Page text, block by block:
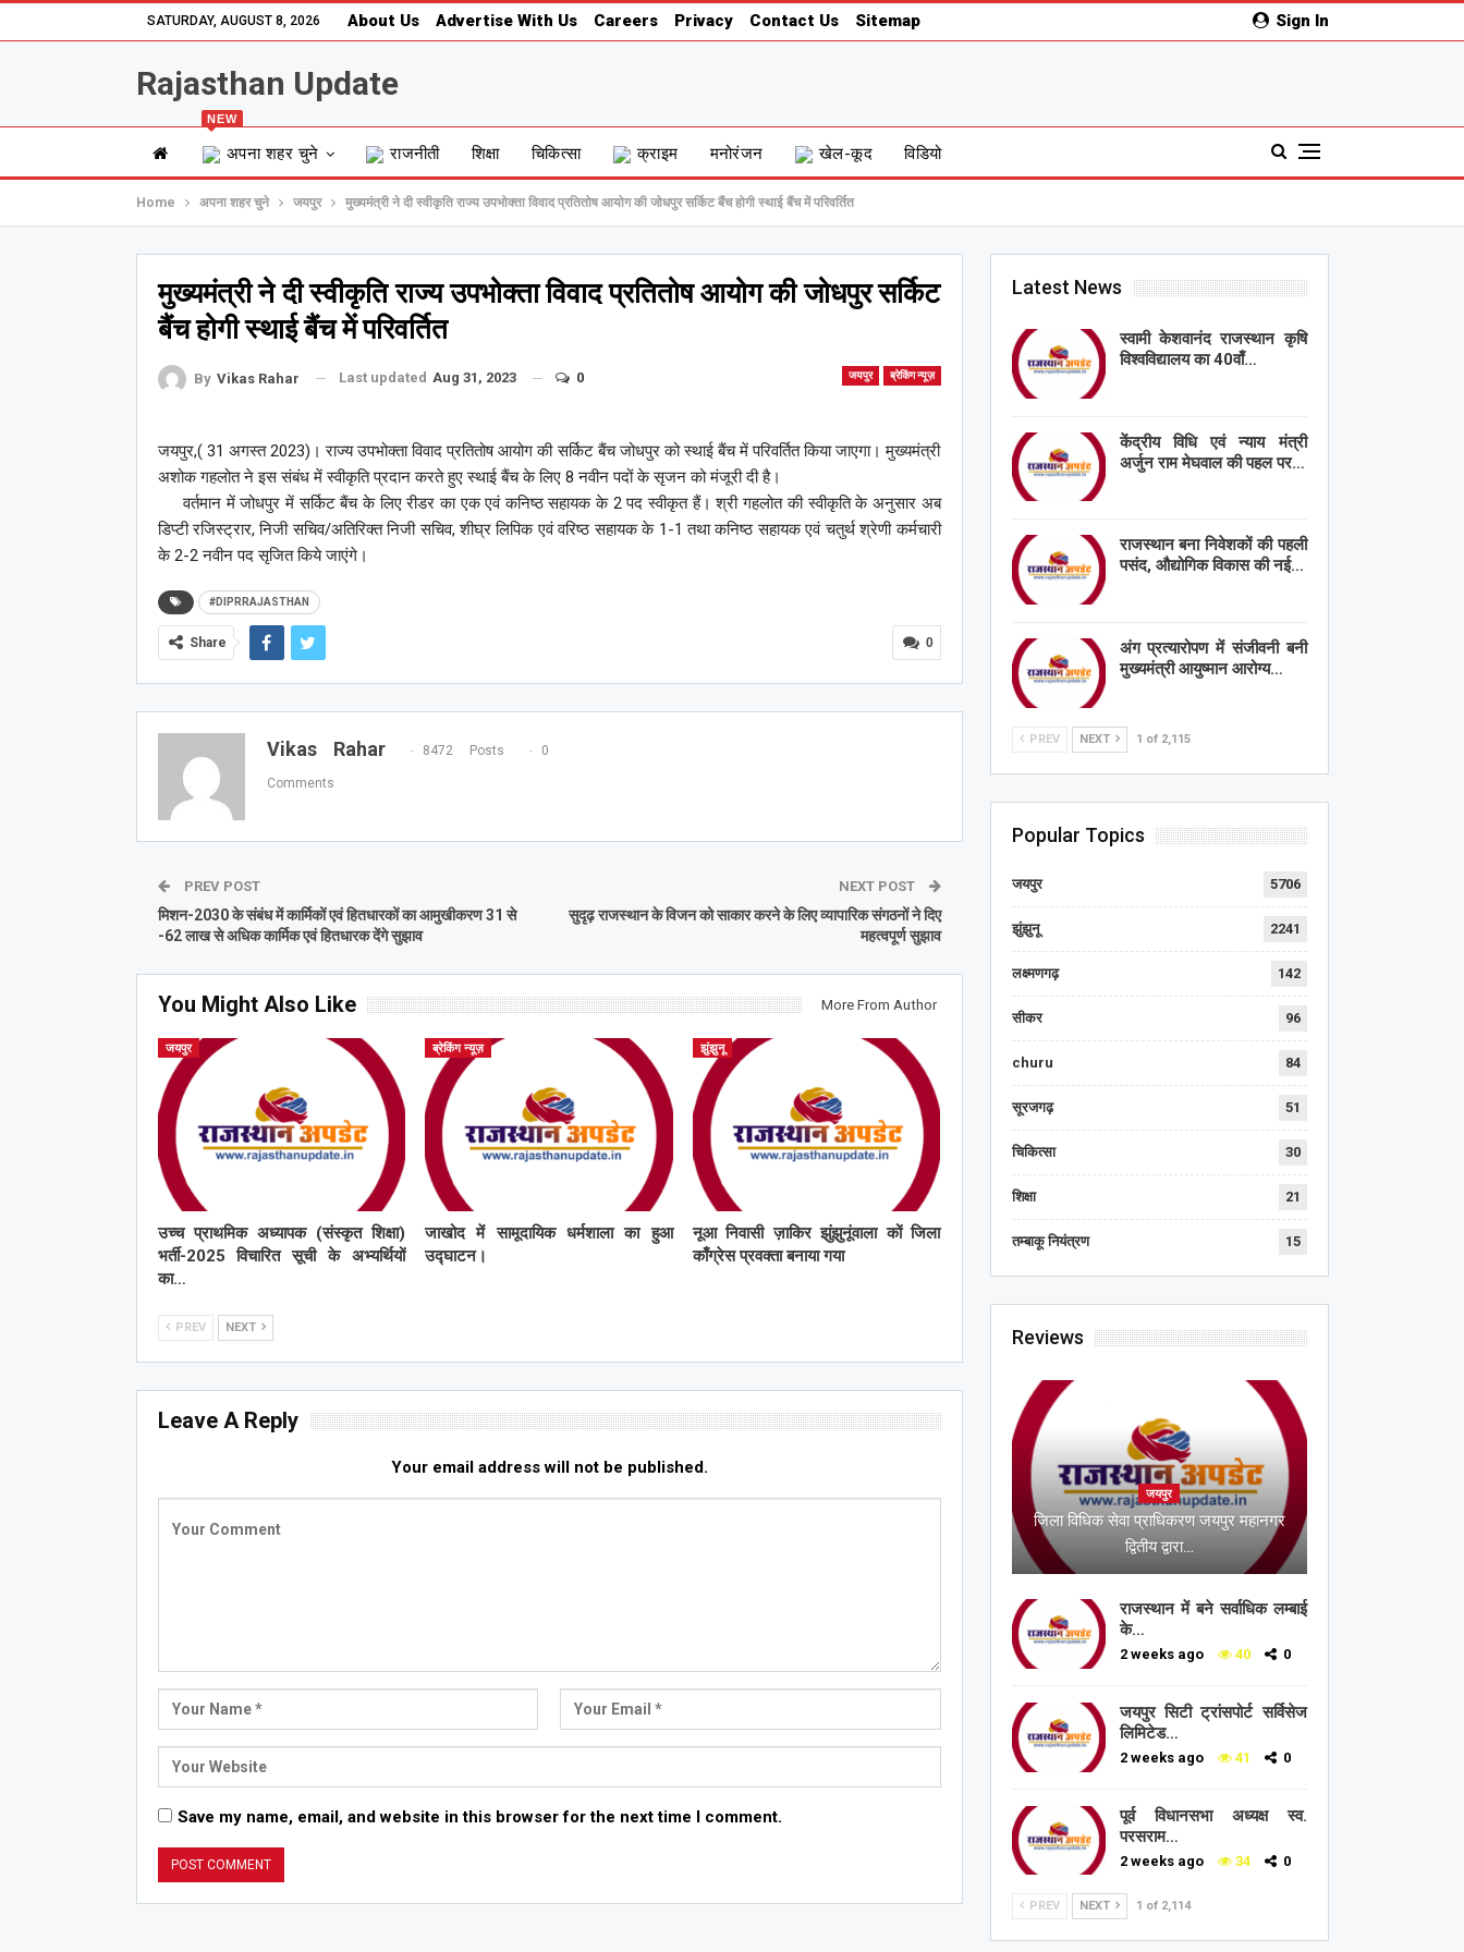
Sign In
SATURDAY, AUGUST 8, 2026 About Us Advertise With Us Careers Privacy Contact Us Sitemap
Rajasthan Update
अपना शहर चुने
NEW
राजनीती शिक्षा चिकित्सा क्राइम मनोरंजन खेल-कूद विडियो
Home अपना शहर चुने जयपुर मुख्यमंत्री ने दी स्वीकृति राज्य उपभोक्ता विवाद प्रतितोष आयोग की जोधपुर सर्किट बैंच होगी स्थाई बैंच में परिवर्तित
मुख्यमंत्री ने दी स्वीकृति राज्य उपभोक्ता विवाद प्रतितोष आयोग की जोधपुर सर्किट
बैंच होगी स्थाई बैंच में परिवर्तित
जयपुर ब्रेकिंग न्यूज़
By Vikas Rahar Last updated Aug 31, 2023 0
जयपुर,( 31 अगस्त 2023)। राज्य उपभोक्ता विवाद प्रतितोष आयोग की सर्किट बैंच जोधपुर को स्थाई बैंच में परिवर्तित किया जाएगा। मुख्यमंत्री
अशोक गहलोत ने इस संबंध में स्वीकृति प्रदान करते हुए स्थाई बैंच के लिए 8 नवीन पदों के सृजन को मंजूरी दी है।
वर्तमान में जोधपुर में सर्किट बैंच के लिए रीडर का एक एवं कनिष्ठ सहायक के 2 पद स्वीकृत हैं। श्री गहलोत की स्वीकृति के अनुसार अब
डिप्टी रजिस्ट्रार, निजी सचिव/अतिरिक्त निजी सचिव, शीघ्र लिपिक एवं वरिष्ठ सहायक के 1-1 तथा कनिष्ठ सहायक एवं चतुर्थ श्रेणी कर्मचारी
के 2-2 नवीन पद सृजित किये जाएंगे।
#DIPRRAJASTHAN
0
Share
Vikas Rahar 8472 Posts 0
Comments
PREV POST
मिशन-2030 के संबंध में कार्मिकों एवं हितधारकों का आमुखीकरण 31 से
-62 लाख से अधिक कार्मिक एवं हितधारक देंगे सुझाव
NEXT POST
सुदृढ़ राजस्थान के विजन को साकार करने के लिए व्यापारिक संगठनों ने दिए
महत्वपूर्ण सुझाव
You Might Also Like More From Author
जयपुर
उच्च प्राथमिक अध्यापक (संस्कृत शिक्षा)
भर्ती-2025 विचारित सूची के अभ्यर्थियों
का…
ब्रेकिंग न्यूज़
जाखोद में सामूदायिक धर्मशाला का हुआ
उद्घाटन।
झुंझुनू
नूआ निवासी ज़ाकिर झुंझुनूंवाला कों जिला
काँग्रेस प्रवक्ता बनाया गया
PREV NEXT
Leave A Reply
Your email address will not be published.
Save my name, email, and website in this browser for the next time I comment.
Latest News
स्वामी केशवानंद राजस्थान कृषि
विश्वविद्यालय का 40वाँ…
केंद्रीय विधि एवं न्याय मंत्री
अर्जुन राम मेघवाल की पहल पर…
राजस्थान बना निवेशकों की पहली
पसंद, औद्योगिक विकास की नई…
अंग प्रत्यारोपण में संजीवनी बनी
मुख्यमंत्री आयुष्मान आरोग्य…
PREV NEXT 1 of 2,115
Popular Topics
जयपुर 5706
झुंझुनू 2241
लक्ष्मणगढ़ 142
सीकर 96
churu 84
सूरजगढ़ 51
चिकित्सा 30
शिक्षा 21
तम्बाकू नियंत्रण 15
Reviews
जयपुर
जिला विधिक सेवा प्राधिकरण जयपुर महानगर
द्वितीय द्वारा…
राजस्थान में बने सर्वाधिक लम्बाई
के…
2 weeks ago 40 0
जयपुर सिटी ट्रांसपोर्ट सर्विसेज
लिमिटेड…
2 weeks ago 41 0
पूर्व विधानसभा अध्यक्ष स्व.
परसराम…
2 weeks ago 34 0
PREV NEXT 1 of 2,114